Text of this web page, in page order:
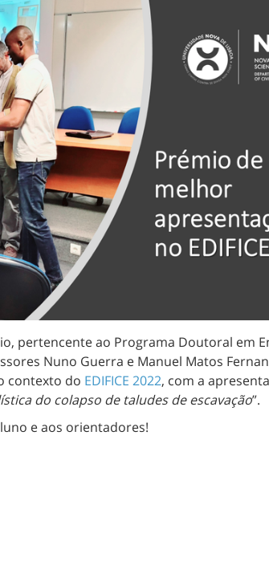
pertencente ao Programa Doutoral em
Nuno Guerra e Manuel Matos
contexto do EDIFICE 2022, com a
do colapso de taludes de escavação”.
e aos orientadores!